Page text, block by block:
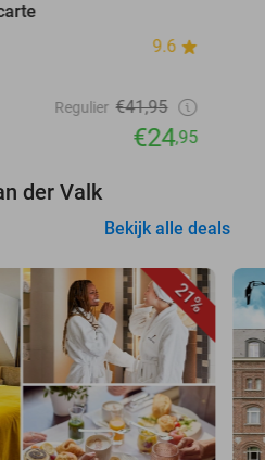
9.6
Regulier €41,95
€24,95
der Valk
Bekijk alle deals
21%